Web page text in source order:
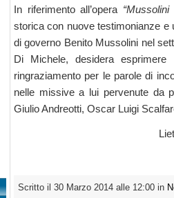
In riferimento all’opera
storica con nuove testimonianze e
di governo Benito Mussolini nel
Di Michele, desidera
ringraziamento per le parole di
nelle missive a lui pervenute da
Giulio Andreotti, Oscar Luigi
Scritto il 30 Marzo 2014 alle 12:00 in